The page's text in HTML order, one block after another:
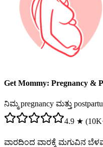
Get Mommy: Pregnancy &
ನಿಮ್ಮ pregnancy ಮತ್ತು
4.9 ★
ವಾರದಿಂದ ವಾರಕ್ಕೆ ಮಗುವಿನ